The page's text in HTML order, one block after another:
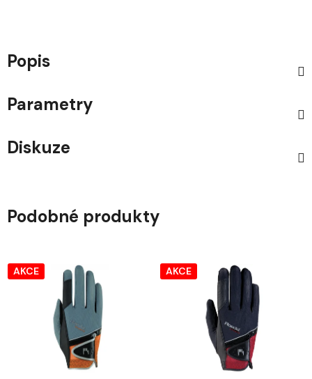
Popis
Parametry
Diskuze
Podobné produkty
AKCE AKCE